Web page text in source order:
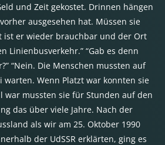
und Zeit gekostet. Drinnen hängen
ausgesehen hat. Müssen sie
ist er wieder brauchbar und der Ort
Linienbusverkehr.” “Gab es denn
“Nein. Die Menschen mussten auf
warten. Wenn Platzt war konnten sie
war mussten sie für Stunden auf den
das über viele Jahre. Nach der
als wir am 25. Oktober 1990
der UdSSR erklärten, ging es